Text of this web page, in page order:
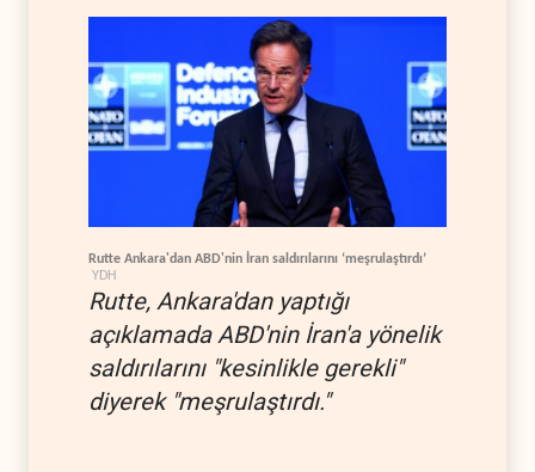
Rutte Ankara'dan ABD'nin İran saldırılarını ‘meşrulaştırdı’
YDH
Rutte, Ankara'dan yaptığı
açıklamada ABD'nin İran'a yönelik
saldırılarını "kesinlikle gerekli"
diyerek "meşrulaştırdı."